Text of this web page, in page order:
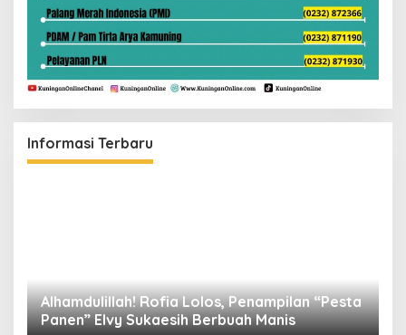
Informasi Terbaru
Alhamdulillah! Rofia Lolos, Penampilan “Pesta
Panen” Elvy Sukaesih Berbuah Manis